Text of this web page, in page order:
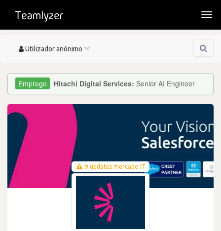
Toggle
Utilizador anónimo
Hitachi Digital Services: Senior AI Engineer
9 updates mercado IT